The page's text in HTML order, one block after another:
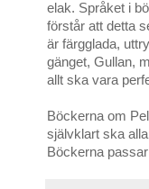
elak. Språket i
förstår att detta
är färgglada,
gänget, Gullan,
allt ska vara
Böckerna om
självklart ska
Böckerna